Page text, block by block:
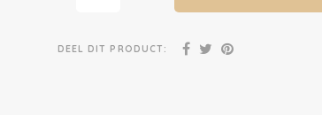
DEEL DIT PRODUCT: